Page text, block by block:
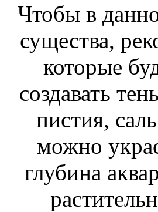
Чтобы в
существа,
которые
создавать
пистия,
можно
глубина